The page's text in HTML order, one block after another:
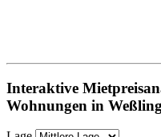
Interaktive
Wohnungen in Weßling